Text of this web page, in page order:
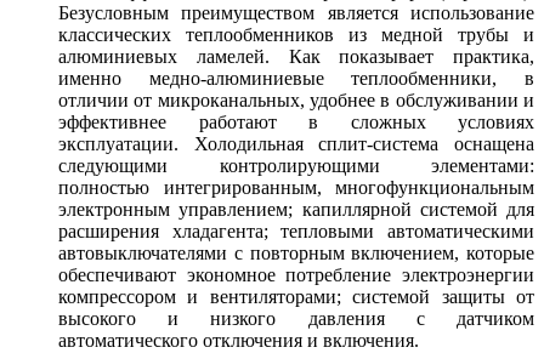
Безусловным преимуществом является использование
классических теплообменников из медной трубы и
алюминиевых ламелей. Как показывает практика,
именно медно-алюминиевые теплообменники, в
отличии от микроканальных, удобнее в обслуживании и
эффективнее работают в сложных условиях
эксплуатации. Холодильная сплит-система оснащена
следующими контролирующими элементами:
полностью интегрированным, многофункциональным
электронным управлением; капиллярной системой для
расширения хладагента; тепловыми автоматическими
автовыключателями с повторным включением, которые
обеспечивают экономное потребление электроэнергии
компрессором и вентиляторами; системой защиты от
высокого и низкого давления с датчиком
автоматического отключения и включения.